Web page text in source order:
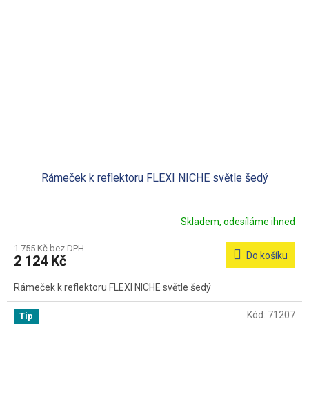
Rámeček k reflektoru FLEXI NICHE světle šedý
Skladem, odesíláme ihned
1 755 Kč bez DPH
2 124 Kč Do košíku
Rámeček k reflektoru FLEXI NICHE světle šedý
Tip Kód: 71207